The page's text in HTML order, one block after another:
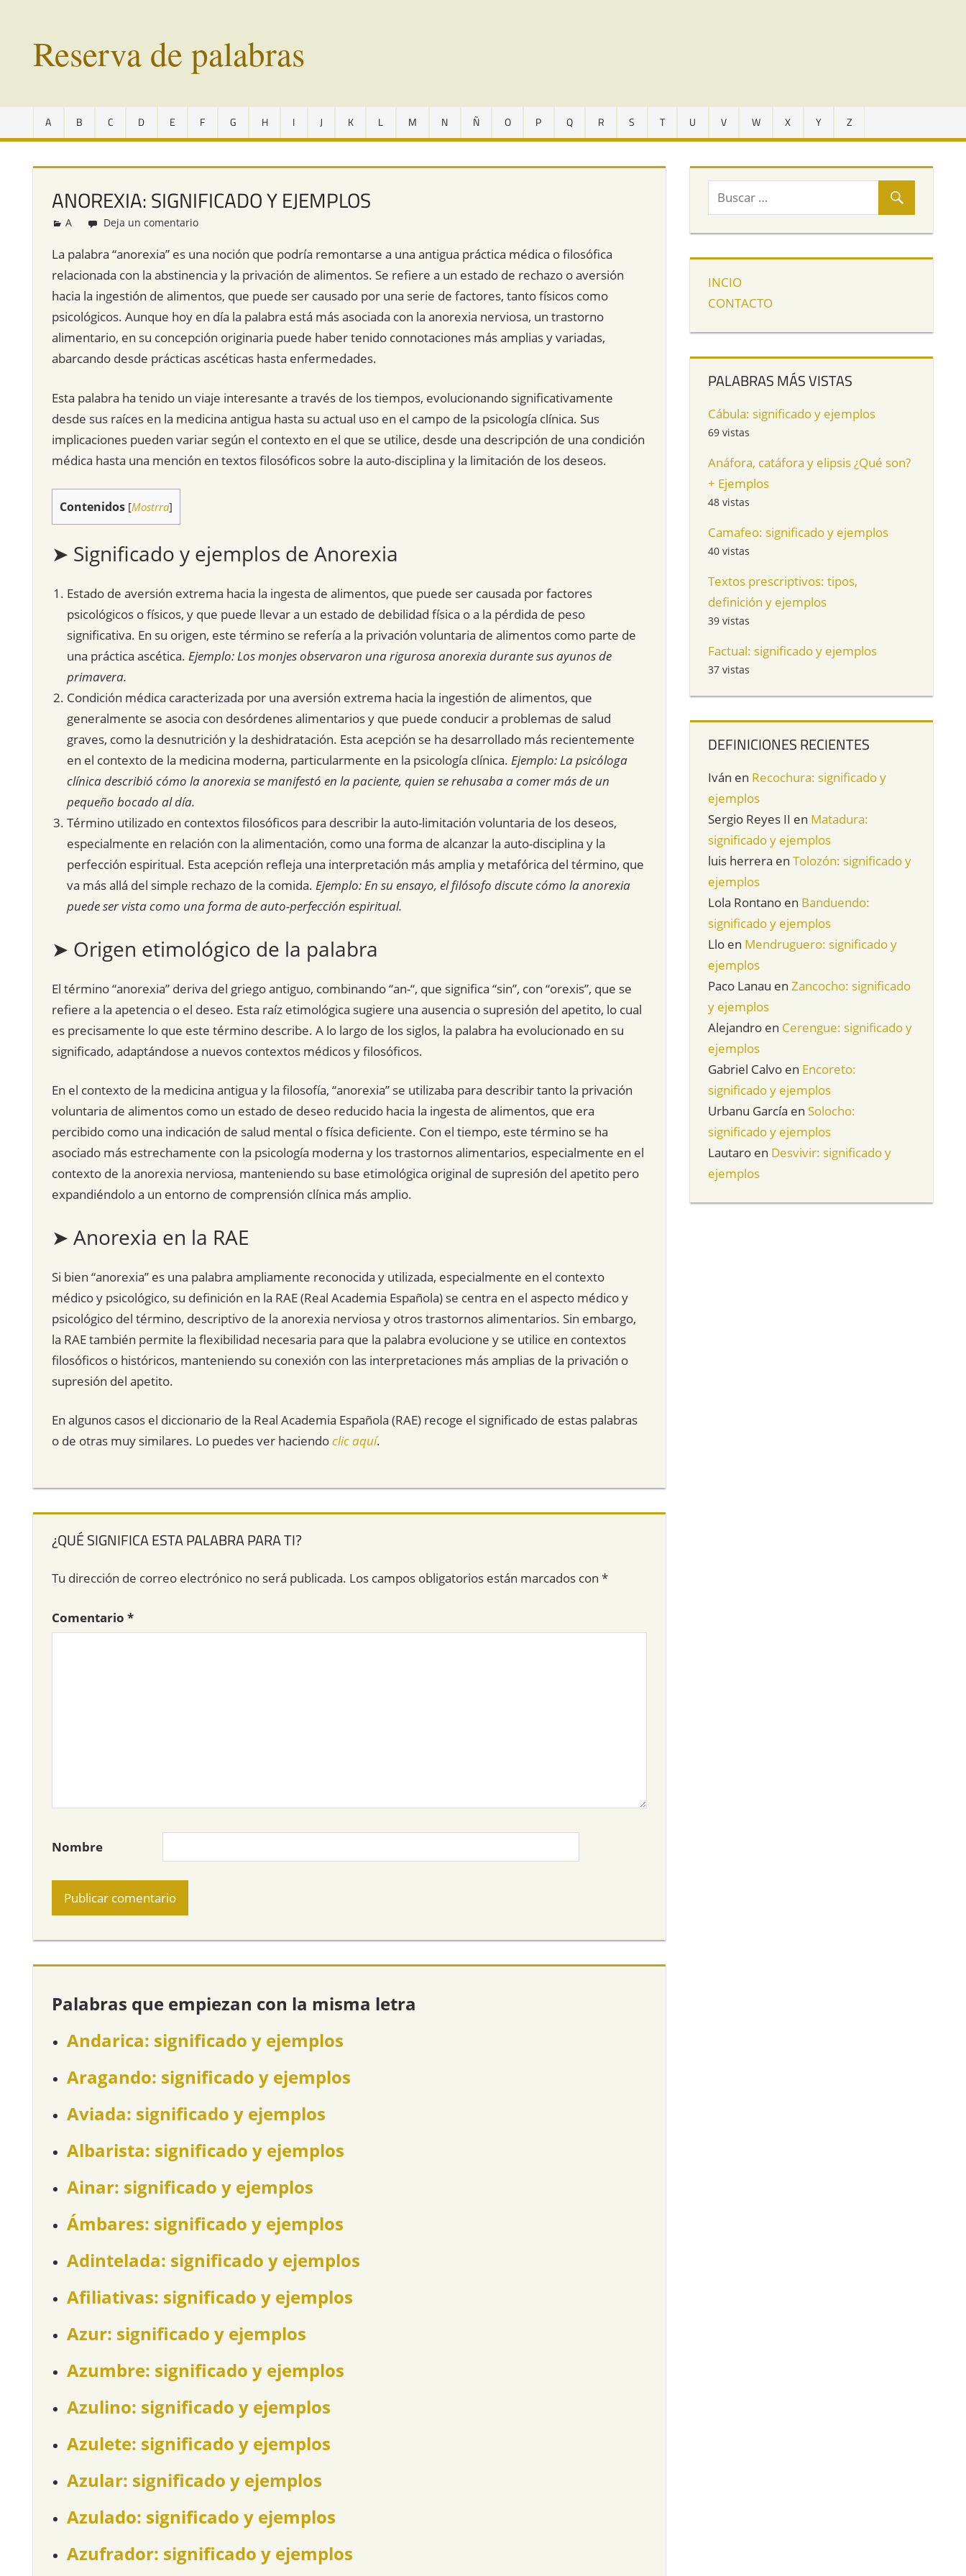
contenidoReserva de palabras
en
vías
extinción
todo
A B C D E F G H I J K L M N Ñ O P Q R S T U V W X Y Z
ANOREXIA: SIGNIFICADO Y EJEMPLOS
Redacción
A Deja un comentario
La palabra “anorexia” es una noción que podría remontarse a una antigua práctica médica o filosófica
relacionada con la abstinencia y la privación de alimentos. Se refiere a un estado de rechazo o aversión
hacia la ingestión de alimentos, que puede ser causado por una serie de factores, tanto físicos como
psicológicos. Aunque hoy en día la palabra está más asociada con la anorexia nerviosa, un trastorno
alimentario, en su concepción originaria puede haber tenido connotaciones más amplias y variadas,
abarcando desde prácticas ascéticas hasta enfermedades.
Esta palabra ha tenido un viaje interesante a través de los tiempos, evolucionando significativamente
desde sus raíces en la medicina antigua hasta su actual uso en el campo de la psicología clínica. Sus
implicaciones pueden variar según el contexto en el que se utilice, desde una descripción de una condición
médica hasta una mención en textos filosóficos sobre la auto-disciplina y la limitación de los deseos.
Contenidos [Mostrra]
➤ Significado y ejemplos de Anorexia
Estado de aversión extrema hacia la ingesta de alimentos, que puede ser causada por factores
psicológicos o físicos, y que puede llevar a un estado de debilidad física o a la pérdida de peso
significativa. En su origen, este término se refería a la privación voluntaria de alimentos como parte de
una práctica ascética. Ejemplo: Los monjes observaron una rigurosa anorexia durante sus ayunos de
primavera.
Condición médica caracterizada por una aversión extrema hacia la ingestión de alimentos, que
generalmente se asocia con desórdenes alimentarios y que puede conducir a problemas de salud
graves, como la desnutrición y la deshidratación. Esta acepción se ha desarrollado más recientemente
en el contexto de la medicina moderna, particularmente en la psicología clínica. Ejemplo: La psicóloga
clínica describió cómo la anorexia se manifestó en la paciente, quien se rehusaba a comer más de un
pequeño bocado al día.
Término utilizado en contextos filosóficos para describir la auto-limitación voluntaria de los deseos,
especialmente en relación con la alimentación, como una forma de alcanzar la auto-disciplina y la
perfección espiritual. Esta acepción refleja una interpretación más amplia y metafórica del término, que
va más allá del simple rechazo de la comida. Ejemplo: En su ensayo, el filósofo discute cómo la anorexia
puede ser vista como una forma de auto-perfección espiritual.
➤ Origen etimológico de la palabra
El término “anorexia” deriva del griego antiguo, combinando “an-“, que significa “sin”, con “orexis”, que se
refiere a la apetencia o el deseo. Esta raíz etimológica sugiere una ausencia o supresión del apetito, lo cual
es precisamente lo que este término describe. A lo largo de los siglos, la palabra ha evolucionado en su
significado, adaptándose a nuevos contextos médicos y filosóficos.
En el contexto de la medicina antigua y la filosofía, “anorexia” se utilizaba para describir tanto la privación
voluntaria de alimentos como un estado de deseo reducido hacia la ingesta de alimentos, que era
percibido como una indicación de salud mental o física deficiente. Con el tiempo, este término se ha
asociado más estrechamente con la psicología moderna y los trastornos alimentarios, especialmente en el
contexto de la anorexia nerviosa, manteniendo su base etimológica original de supresión del apetito pero
expandiéndolo a un entorno de comprensión clínica más amplio.
➤ Anorexia en la RAE
Si bien “anorexia” es una palabra ampliamente reconocida y utilizada, especialmente en el contexto
médico y psicológico, su definición en la RAE (Real Academia Española) se centra en el aspecto médico y
psicológico del término, descriptivo de la anorexia nerviosa y otros trastornos alimentarios. Sin embargo,
la RAE también permite la flexibilidad necesaria para que la palabra evolucione y se utilice en contextos
filosóficos o históricos, manteniendo su conexión con las interpretaciones más amplias de la privación o
supresión del apetito.
En algunos casos el diccionario de la Real Academia Española (RAE) recoge el significado de estas palabras
o de otras muy similares. Lo puedes ver haciendoclic aquí.
¿QUÉ SIGNIFICA ESTA PALABRA PARA TI?
Tu dirección de correo electrónico no será publicada. Los campos obligatorios están marcados con *
Comentario *
Nombre
Palabras que empiezan con la misma letra
Andarica: significado y ejemplos
Aragando: significado y ejemplos
Aviada: significado y ejemplos
Albarista: significado y ejemplos
Ainar: significado y ejemplos
Ámbares: significado y ejemplos
Adintelada: significado y ejemplos
Afiliativas: significado y ejemplos
Azur: significado y ejemplos
Azumbre: significado y ejemplos
Azulino: significado y ejemplos
Azulete: significado y ejemplos
Azular: significado y ejemplos
Azulado: significado y ejemplos
Azufrador: significado y ejemplos
INCIO
CONTACTO
PALABRAS MÁS VISTAS
Cábula: significado y ejemplos
69 vistas
Anáfora, catáfora y elipsis ¿Qué son?
+ Ejemplos
48 vistas
Camafeo: significado y ejemplos
40 vistas
Textos prescriptivos: tipos,
definición y ejemplos
39 vistas
Factual: significado y ejemplos
37 vistas
DEFINICIONES RECIENTES
Iván en Recochura: significado y
ejemplos
Sergio Reyes II en Matadura:
significado y ejemplos
luis herrera enTolozón: significado y
ejemplos
Lola Rontano en Banduendo:
significado y ejemplos
Llo en Mendruguero: significado y
ejemplos
Paco Lanau enZancocho: significado
y ejemplos
Alejandro en Cerengue: significado y
ejemplos
Gabriel Calvo en Encoreto:
significado y ejemplos
Urbanu García enSolocho:
significado y ejemplos
Lautaro en Desvivir: significado y
ejemplos